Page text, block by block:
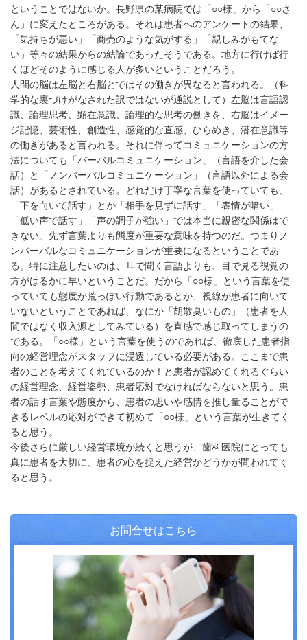
ということではないか。長野県の某病院では「○○様」から「○○さ
ん」に変えたところがある。それは患者へのアンケートの結果、
「気持ちが悪い」「商売のような気がする」「親しみがもてな
い」等々の結果からの結論であったそうである。地方に行けば行
くほどそのように感じる人が多いということだろう。
人間の脳は左脳と右脳とではその働きが異なると言われる。（科
学的な裏づけがなされた訳ではないが通説として）左脳は言語認
識、論理思考、顕在意識、論理的な思考の働きを、右脳はイメー
ジ記憶、芸術性、創造性、感覚的な直感、ひらめき、潜在意識等
の働きがあると言われる。それに伴ってコミュニケーションの方
法についても「バーバルコミュニケーション」（言語を介した会
話）と「ノンバーバルコミュニケーション」（言語以外による会
話）があるとされている。どれだけ丁寧な言葉を使っていても、
「下を向いて話す」とか「相手を見ずに話す」「表情が暗い」
「低い声で話す」「声の調子が強い」では本当に親密な関係はで
きない。先ず言葉よりも態度が重要な意味を持つのだ。つまりノ
ンバーバルなコミュニケーションが重要になるということであ
る。特に注意したいのは、耳で聞く言語よりも、目で見る視覚の
方がはるかに早いということだ。だから「○○様」という言葉を使
っていても態度が荒っぽい行動であるとか、視線が患者に向いて
いないということであれば、なにか「胡散臭いもの」（患者を人
間ではなく収入源としてみている）を直感で感じ取ってしまうの
である。「○○様」という言葉を使うのであれば、徹底した患者指
向の経営理念がスタッフに浸透している必要がある。ここまで患
者のことを考えてくれているのか！と患者が認めてくれるぐらい
の経営理念、経営姿勢、患者応対でなければならないと思う。患
者の話す言葉や態度から、患者の思いや感情を推し量ることがで
きるレベルの応対ができて初めて「○○様」という言葉が生きてく
ると思う。
今後さらに厳しい経営環境が続くと思うが、歯科医院にとっても
真に患者を大切に、患者の心を捉えた経営かどうかが問われてく
ると思う。
お問合せはこちら